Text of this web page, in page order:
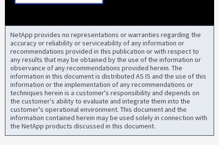
NetApp provides no representations or warranties regarding the
accuracy or reliability or serviceability of any information or
recommendations provided in this publication or with respect to
any results that may be obtained by the use of the information or
observance of any recommendations provided herein. The
information in this document is distributed AS IS and the use of this
information or the implementation of any recommendations or
techniques herein is a customer's responsibility and depends on
the customer's ability to evaluate and integrate them into the
customer's operational environment. This document and the
information contained herein may be used solely in connection with
the NetApp products discussed in this document.